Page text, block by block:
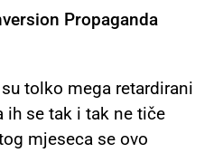
Propaganda
tolko mega retardirani
ih se tak i tak ne tiče
mjeseca se ovo